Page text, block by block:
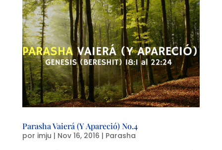
Parasha Vaierá (Y Apareció) No.4
por imju | Nov 16, 2016 | Parasha